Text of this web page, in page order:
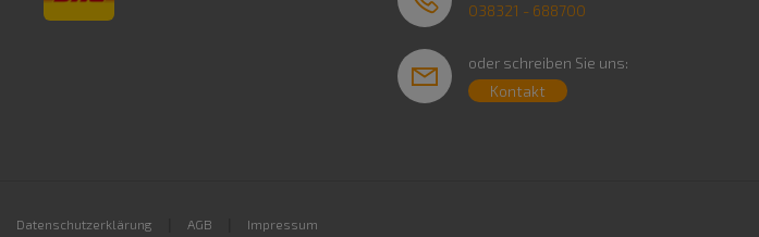
038321 - 688700
oder schreiben Sie uns:
Kontakt
Datenschutzerklärung AGB Impressum